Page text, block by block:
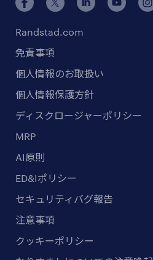
Randstad.com
免責事項
個人情報のお取扱い
個人情報保護方針
ディスクロージャーポリシー
MRP
AI原則
ED&Iポリシー
セキュリティバグ報告
注意事項
クッキーポリシー